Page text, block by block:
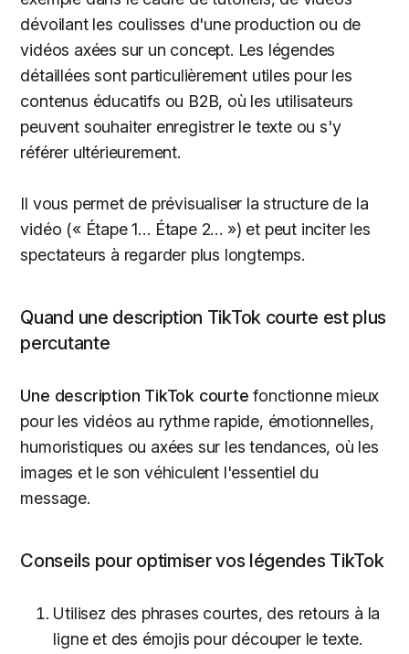
dévoilant les coulisses d'une production ou de
vidéos axées sur un concept. Les légendes
détaillées sont particulièrement utiles pour les
contenus éducatifs ou B2B, où les utilisateurs
peuvent souhaiter enregistrer le texte ou s'y
référer ultérieurement.
Il vous permet de prévisualiser la structure de la
vidéo (« Étape 1… Étape 2… ») et peut inciter les
spectateurs à regarder plus longtemps.
Quand une description TikTok courte est plus
percutante
Une description TikTok courte fonctionne mieux
pour les vidéos au rythme rapide, émotionnelles,
humoristiques ou axées sur les tendances, où les
images et le son véhiculent l'essentiel du
message.
Conseils pour optimiser vos légendes TikTok
Utilisez des phrases courtes, des retours à la
ligne et des émojis pour découper le texte.